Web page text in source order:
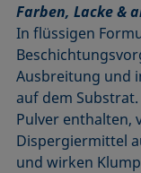
Farben, Lacke &
In flüssigen
Ausbreitung und
auf dem
Pulver enthalten,
Dispergiermittel
und wirken